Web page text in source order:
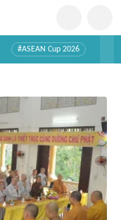
#ASEAN Cup 2026